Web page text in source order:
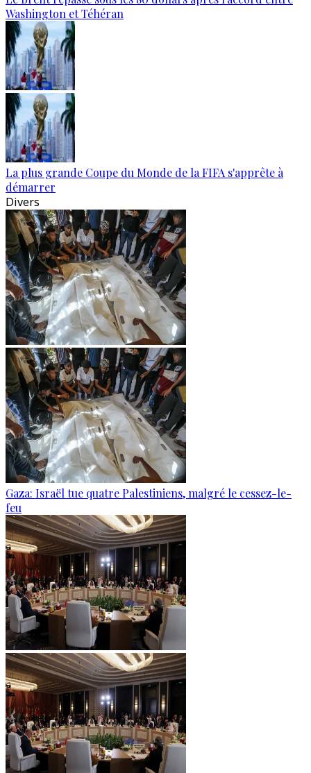
Washington et Téhéran
La plus grande Coupe du Monde de la FIFA s'apprête à
démarrer
Divers
Gaza: Israël tue quatre Palestiniens, malgré le cessez-le-
feu